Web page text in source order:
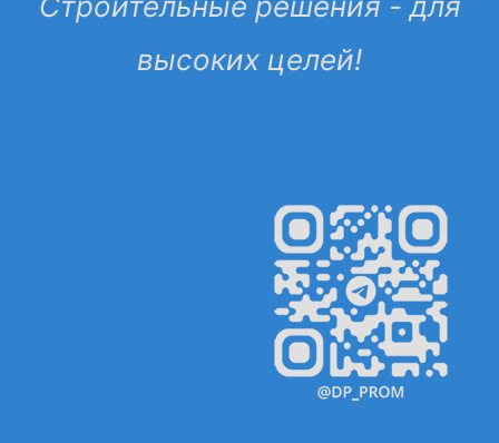
высоких целей!